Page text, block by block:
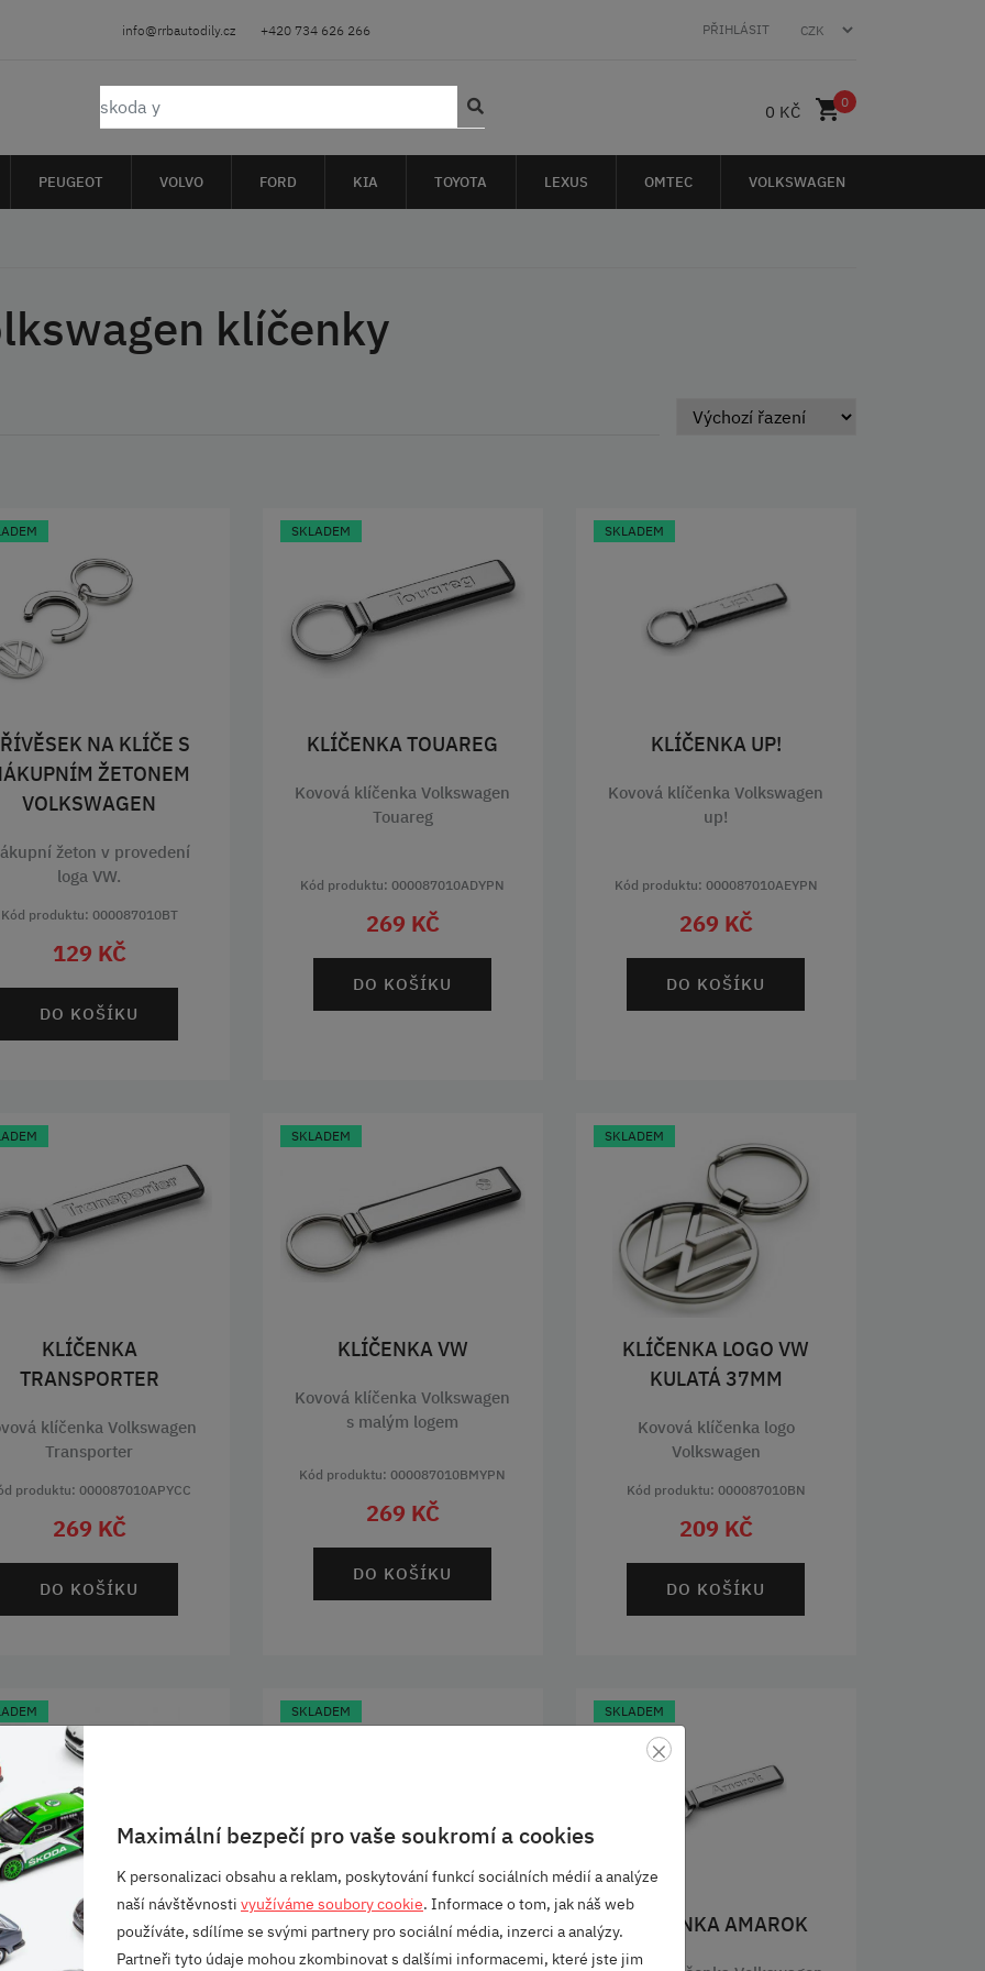
info@rrbautodily.cz +420 734 626 266 PŘIHLÁSIT
0 KČ 0
PEUGEOT VOLVO FORD KIA TOYOTA LEXUS OMTEC VOLKSWAGEN
klíčenky
NA KLÍČE S
ŽETONEM
VOLKSWAGEN
žeton v provedení
loga VW.
Kód produktu: 000087010BT
129 KČ
DO KOŠÍKU
SKLADEM
KLÍČENKA TOUAREG
Kovová klíčenka Volkswagen
Touareg
Kód produktu: 000087010ADYPN
269 KČ
DO KOŠÍKU
SKLADEM
KLÍČENKA UP!
Kovová klíčenka Volkswagen
up!
Kód produktu: 000087010AEYPN
269 KČ
DO KOŠÍKU
KLÍČENKA
TRANSPORTER
klíčenka Volkswagen
Transporter
produktu: 000087010APYCC
269 KČ
DO KOŠÍKU
SKLADEM
KLÍČENKA VW
Kovová klíčenka Volkswagen
s malým logem
Kód produktu: 000087010BMYPN
269 KČ
DO KOŠÍKU
SKLADEM
KLÍČENKA LOGO VW
KULATÁ 37MM
Kovová klíčenka logo
Volkswagen
Kód produktu: 000087010BN
209 KČ
DO KOŠÍKU
NOVÉ LOGO
VW 37MM
SKLADEM
KLÍČENKA GTI
SKLADEM
KLÍČENKA AMAROK
×
Maximální bezpečí pro vaše soukromí a cookies
K personalizaci obsahu a reklam, poskytování funkcí sociálních médií a analýze
naší návštěvnosti využíváme soubory cookie. Informace o tom, jak náš web
používáte, sdílíme se svými partnery pro sociální média, inzerci a analýzy.
Partneři tyto údaje mohou zkombinovat s dalšími informacemi, které jste jim